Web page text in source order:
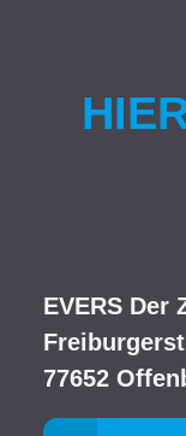
EVERS Der
77652